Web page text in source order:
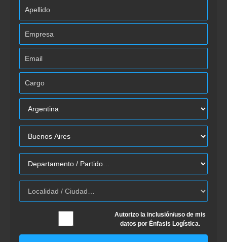
Autorizo la inclusión/uso de mis
datos por Énfasis Logística.